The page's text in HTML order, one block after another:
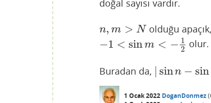
doğal sayısı vardır.
n, m > N
n,m> N olduğu
−1 < sinm < − 1
2
−1< sin m<−12 olur.
Buradan da, | sinn − sin
sinn− sinm|
1 Ocak 2022 DoganDonmez(